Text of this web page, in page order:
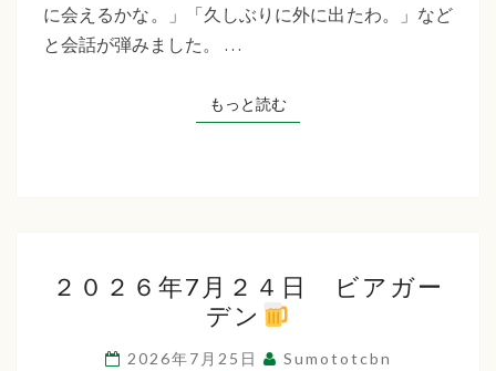
祭
物』
に会えるかな。」「久しぶりに外に出たわ。」など
と会話が弾みました。 …
もっと読むもっと読む
０
２
６
２０２６年7月２４日 ビアガー
デン
2026年7月25日 Sumototcbn